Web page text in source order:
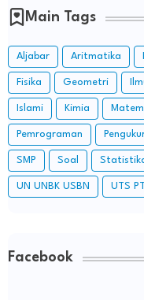
Main Tags
Aljabar Aritmatika
Fisika Geometri
Islami Kimia
Pemrograman
SMP Soal
UN UNBK USBN UTS
Facebook